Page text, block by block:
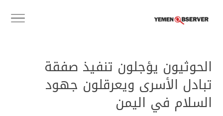
الحوثيون يؤجلون تنفيذ صفقة
تبادل الأسرى ويعرقلون جهود
السلام في اليمن